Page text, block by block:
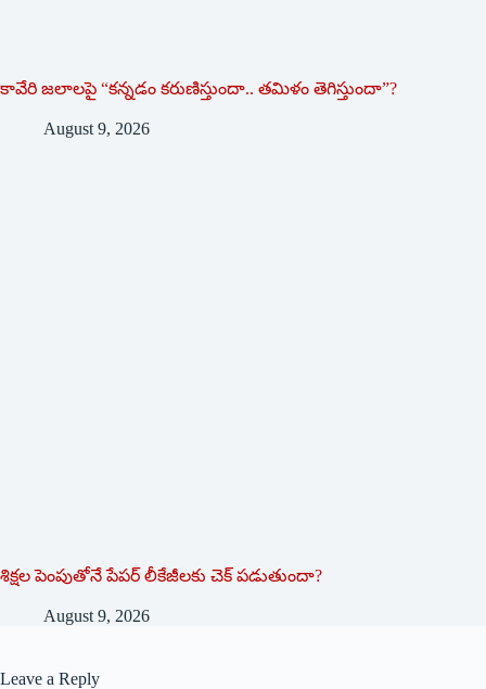
కావేరి జలాలపై “కన్నడం కరుణిస్తుందా.. తమిళం తెగిస్తుందా”?
August 9, 2026
శిక్షల పెంపుతోనే పేపర్ లీకేజీలకు చెక్ పడుతుందా?
August 9, 2026
Leave a Reply